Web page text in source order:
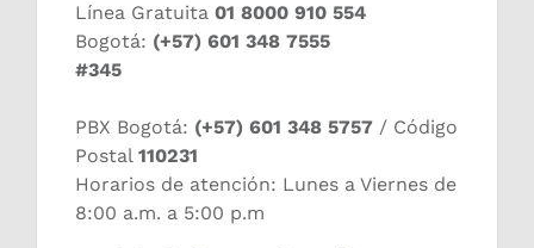
Línea Gratuita 01 8000 910 554
Bogotá: (+57) 601 348 7555
#345
PBX Bogotá: (+57) 601 348 5757 / Código
Postal 110231
Horarios de atención: Lunes a Viernes de
8:00 a.m. a 5:00 p.m